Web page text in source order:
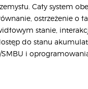
Cały system
ostrzeżenie o
stanie,
do stanu
i